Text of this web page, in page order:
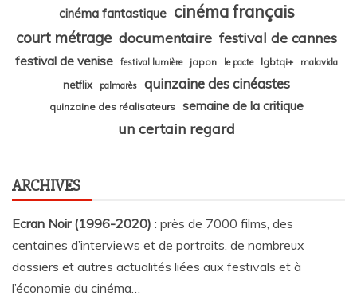
cinéma fantastique cinéma français
court métrage documentaire festival de cannes
festival de venise festival lumière japon le pacte lgbtqi+ malavida
netflix palmarès quinzaine des cinéastes
quinzaine des réalisateurs semaine de la critique
un certain regard
ARCHIVES
Ecran Noir (1996-2020) : près de 7000 films, des
centaines d’interviews et de portraits, de nombreux
dossiers et autres actualités liées aux festivals et à
l’économie du cinéma…